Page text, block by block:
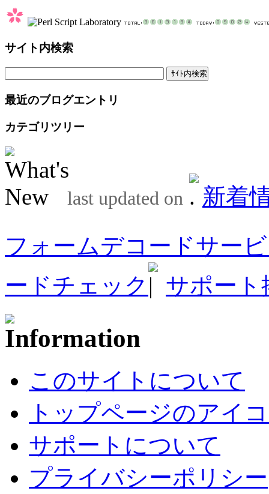
サイト内検索
最近のブログエントリ
カテゴリツリー
last updated on
新着
フォームデコードサー
ードチェック
サポート
このサイトについて
トップページのアイ
サポートについて
プライバシーポリシー